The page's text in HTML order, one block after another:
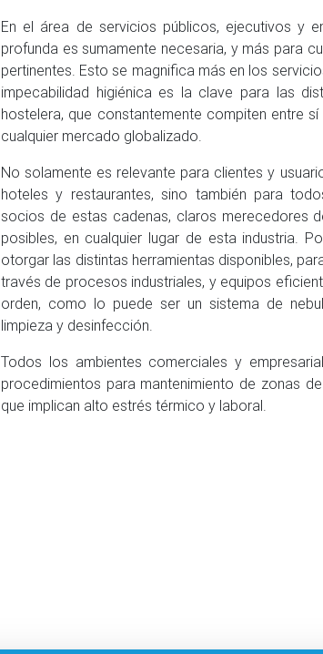
En el área de servicios públicos, ejecutivos y
profunda es sumamente necesaria, y más para
pertinentes. Esto se magnifica más en los
impecabilidad higiénica es la clave para las
hostelera, que constantemente compiten entre
cualquier mercado globalizado.
No solamente es relevante para clientes y
hoteles y restaurantes, sino también para
socios de estas cadenas, claros merecedores
posibles, en cualquier lugar de esta industria.
otorgar las distintas herramientas disponibles,
través de procesos industriales, y equipos
orden, como lo puede ser un sistema de
limpieza y desinfección.
Todos los ambientes comerciales y
procedimientos para mantenimiento de zonas
que implican alto estrés térmico y laboral.